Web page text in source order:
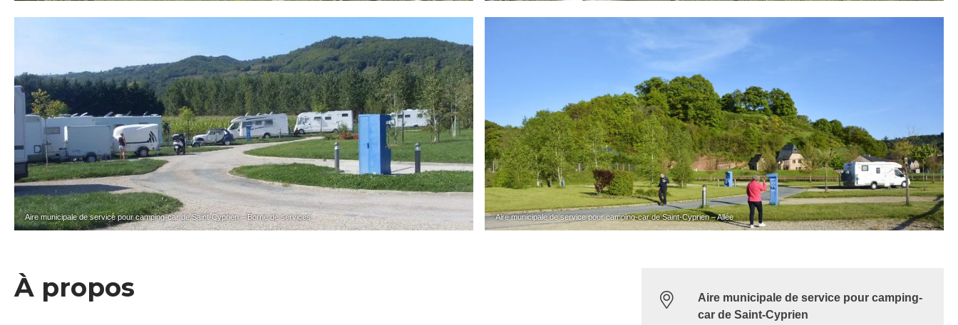
Aire municipale de service pour camping-car de Saint-Cyprien – Borne de services Aire municipale de service pour camping-car de Saint-Cyprien – Allée
À propos
Aire municipale de service pour camping-
car de Saint-Cyprien